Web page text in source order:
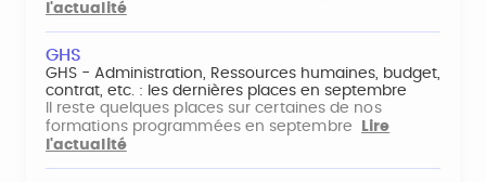
l'actualité
GHS
GHS - Administration, Ressources humaines, budget,
contrat, etc. : les dernières places en septembre
Il reste quelques places sur certaines de nos
formations programmées en septembre
Lire
l'actualité